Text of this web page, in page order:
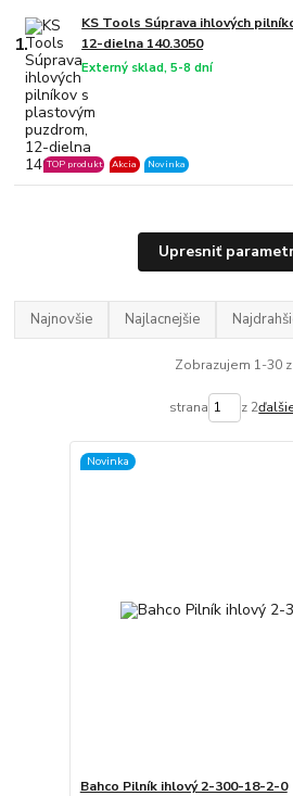
1.
KS Tools Súprava ihlových
12-dielna 140.3050
Externý sklad, 5-8 dní
TOP produkt Akcia Novinka
Upresniť
Najnovšie Najlacnejšie
Zobrazujem 1-30
strana z 2
Novinka
Bahco Pilník ihlový 2-300-18-2-0